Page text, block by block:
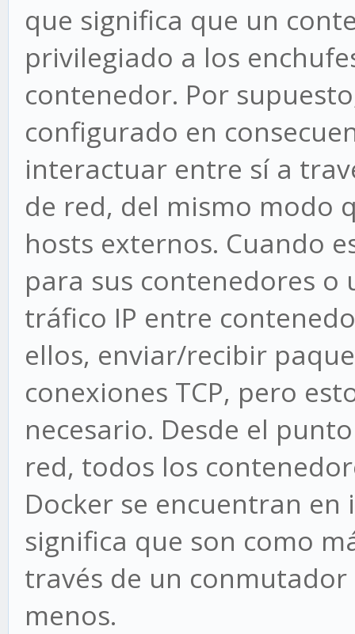
que significa que un
privilegiado a los
contenedor. Por
configurado en
interactuar entre sí a
de red, del mismo modo
hosts externos. Cuando
para sus contenedores o
tráfico IP entre
ellos, enviar/recibir
conexiones TCP, pero
necesario. Desde el
red, todos los
Docker se encuentran
significa que son como
través de un
menos.